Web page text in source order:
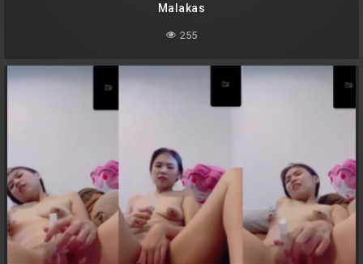
Malakas
255